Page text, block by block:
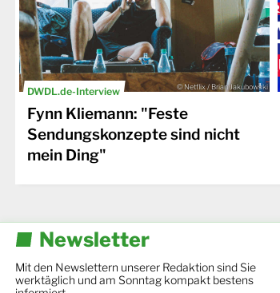
DWDL.de-Interview © Netflix / Brian Jakubowski
Fynn Kliemann: "Feste
Sendungskonzepte sind nicht
mein Ding"
Newsletter
Mit den Newslettern unserer Redaktion sind Sie
werktäglich und am Sonntag kompakt bestens